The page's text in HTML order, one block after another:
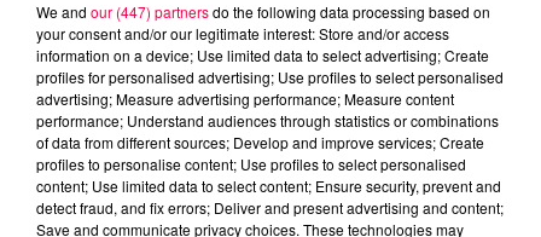
que le village d'enfants à Neufchâteau sera le dernier
à ouvrir, SOS Villages d'Enfants suspendant de
nouveaux projets en raison de la forte demande.
Ce projet s'inscrit dans une dynamique globale visant
à assurer le bien-être des enfants pris en charge et à
répondre aux défis actuels tels que le vieillissement
des familles d'accueil et le recrutement limité
We and our (447) partnersdo the following data processing based on
your consent and/or our legitimate interest: Store and/or access
information on a device; Use limited data to select advertising; Create
profiles for personalised advertising; Use profiles to select personalised
advertising; Measure advertising performance; Measure content
performance; Understand audiences through statistics or combinations
of data from different sources; Develop and improve services; Create
profiles to personalise content; Use profiles to select personalised
content; Use limited data to select content; Ensure security, prevent and
detect fraud, and fix errors; Deliver and present advertising and content;
Save and communicate privacy choices. These technologies may